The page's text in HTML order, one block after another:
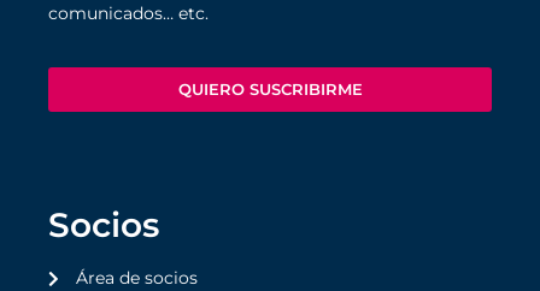
comunicados… etc.
QUIERO SUSCRIBIRME
Socios
Área de socios